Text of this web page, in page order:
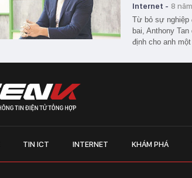
Internet - 8
Từ bỏ sự nghiệp
bai, Anthony
định cho anh
TIN ICT INTERNET KHÁM PHÁ